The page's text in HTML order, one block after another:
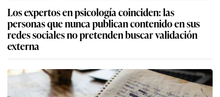
Los expertos en psicología coinciden: las
personas que nunca publican contenido en sus
redes sociales no pretenden buscar validación
externa